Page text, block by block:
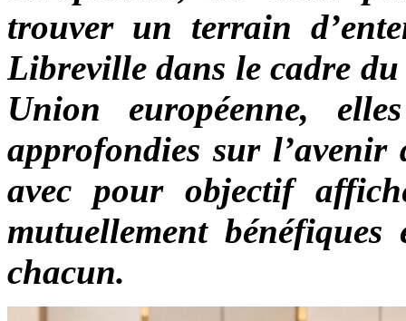
trouver un terrain
Libreville dans le cadre
Union européenne,
approfondies sur
avec pour objectif
mutuellement bénéfiques
chacun.